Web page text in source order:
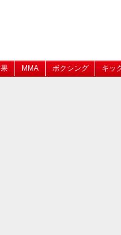
MMA ボクシング キッ